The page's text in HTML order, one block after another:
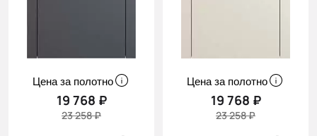
Цена за полотно
19 768 ₽
23 258 ₽
Цена за полотно
19 768 ₽
23 258 ₽